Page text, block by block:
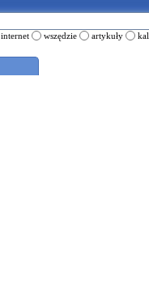
internet wszędzie artykuły